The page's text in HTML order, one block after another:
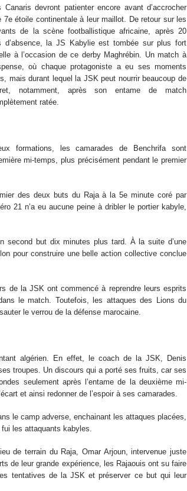
Canaris devront patienter encore avant d’accrocher
7e étoile continentale à leur maillot. De retour sur les
de la scène footballistique africaine, après 20
d’absence, la JS Kabylie est tombée sur plus fort
à l’occasion de ce derby Maghrébin. Un match à
où chaque protagoniste a eu ses moments
mais durant lequel la JSK peut nourrir beaucoup de
notamment, après son entame de match
ratée.
formations, les camarades de Benchrifa sont
mi-temps, plus précisément pendant le premier
des deux buts du Raja à la 5e minute coré par
21 n’a eu aucune peine à dribler le portier kabyle,
second but dix minutes plus tard. À la suite d’une
pour construire une belle action collective conclue
de la JSK ont commencé à reprendre leurs esprits
le match. Toutefois, les attaques des Lions du
le verrou de la défense marocaine.
algérien. En effet, le coach de la JSK, Denis
troupes. Un discours qui a porté ses fruits, car ses
seulement après l’entame de la deuxième mi-
et ainsi redonner de l’espoir à ses camarades.
le camp adverse, enchainant les attaques placées,
les attaquants kabyles.
de terrain du Raja, Omar Arjoun, intervenue juste
de leur grande expérience, les Rajaouis ont su faire
tentatives de la JSK et préserver ce but qui leur